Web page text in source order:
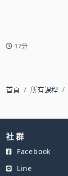
17分
首頁 所有課程
社 群
Facebook
Line